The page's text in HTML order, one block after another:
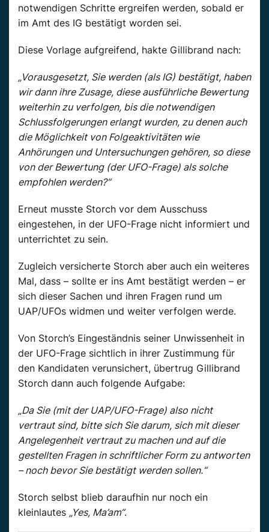
notwendigen Schritte ergreifen werden, sobald er
im Amt des IG bestätigt worden sei.
Diese Vorlage aufgreifend, hakte Gillibrand nach:
„Vorausgesetzt, Sie werden (als IG) bestätigt, haben
wir dann ihre Zusage, diese ausführliche Bewertung
weiterhin zu verfolgen, bis die notwendigen
Schlussfolgerungen erlangt wurden, zu denen auch
die Möglichkeit von Folgeaktivitäten wie
Anhörungen und Untersuchungen gehören, so diese
von der Bewertung (der UFO-Frage) als solche
empfohlen werden?“
Erneut musste Storch vor dem Ausschuss
eingestehen, in der UFO-Frage nicht informiert und
unterrichtet zu sein.
Zugleich versicherte Storch aber auch ein weiteres
Mal, dass – sollte er ins Amt bestätigt werden – er
sich dieser Sachen und ihren Fragen rund um
UAP/UFOs widmen und weiter verfolgen werde.
Von Storch’s Eingeständnis seiner Unwissenheit in
der UFO-Frage sichtlich in ihrer Zustimmung für
den Kandidaten verunsichert, übertrug Gillibrand
Storch dann auch folgende Aufgabe:
„Da Sie (mit der UAP/UFO-Frage) also nicht
vertraut sind, bitte sich Sie darum, sich mit dieser
Angelegenheit vertraut zu machen und auf die
gestellten Fragen in schriftlicher Form zu antworten
– noch bevor Sie bestätigt werden sollen.“
Storch selbst blieb daraufhin nur noch ein
kleinlautes „Yes, Ma’am“.